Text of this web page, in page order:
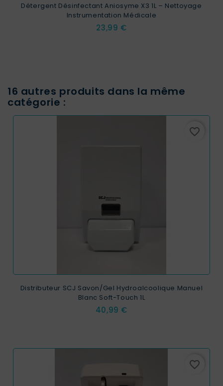
Détergent Désinfectant Aniosyme X3 1L – Nettoyage
Instrumentation Médicale
Prix
23,99 €
16 autres produits dans la même
catégorie :
favorite_border
Distributeur SCJ Savon/Gel Hydroalcoolique Manuel
Blanc Soft-Touch 1L
Prix
40,99 €
favorite_border